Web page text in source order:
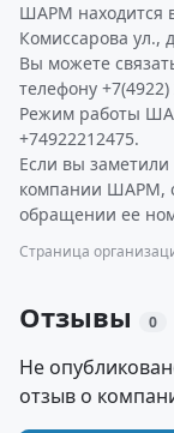
ШАРМ находится
Комиссарова ул.,
Вы можете
телефону
Режим работы
+74922212475.
Если вы
компании ШАРМ,
обращении ее
Страница
Отзывы 0
Не
отзыв о